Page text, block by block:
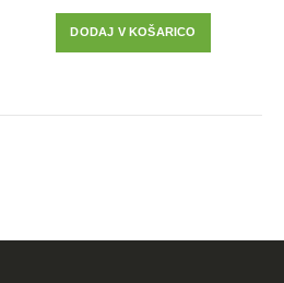
je
je:
DODAJ V KOŠARICO